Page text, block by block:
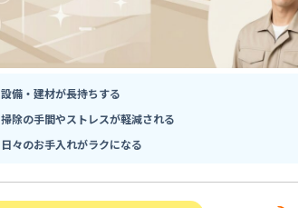
設備・建材が長持ちする
掃除の手間やストレスが軽減される
日々のお手入れがラクになる